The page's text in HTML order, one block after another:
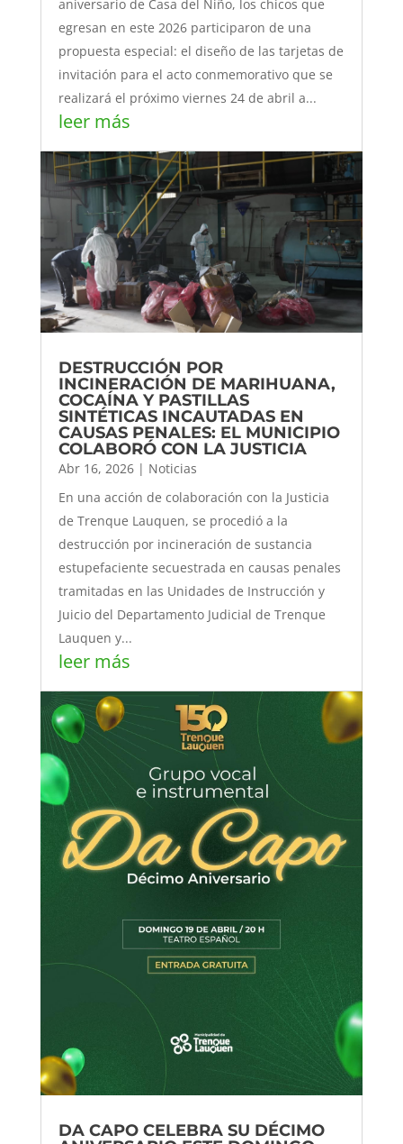
aniversario de Casa del Niño, los chicos que
egresan en este 2026 participaron de una
propuesta especial: el diseño de las tarjetas de
invitación para el acto conmemorativo que se
realizará el próximo viernes 24 de abril a...
leer más
DESTRUCCIÓN POR
INCINERACIÓN DE MARIHUANA,
COCAÍNA Y PASTILLAS
SINTÉTICAS INCAUTADAS EN
CAUSAS PENALES: EL MUNICIPIO
COLABORÓ CON LA JUSTICIA
Abr 16, 2026| Noticias
En una acción de colaboración con la Justicia
de Trenque Lauquen, se procedió a la
destrucción por incineración de sustancia
estupefaciente secuestrada en causas penales
tramitadas en las Unidades de Instrucción y
Juicio del Departamento Judicial de Trenque
Lauquen y...
leer más
DA CAPO CELEBRA SU DÉCIMO